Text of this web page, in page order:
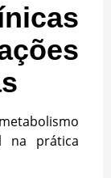
na prática